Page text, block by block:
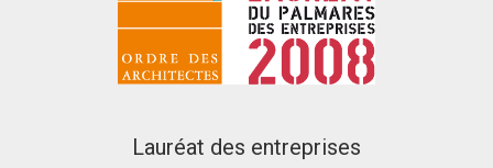
Lauréat des entreprises